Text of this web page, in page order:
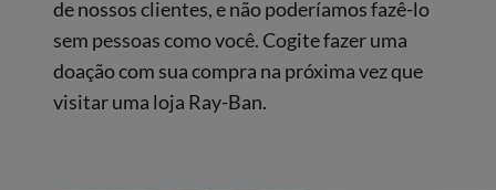
de nossos clientes, e não poderíamos fazê-lo
sem pessoas como você. Cogite fazer uma
doação com sua compra na próxima vez que
visitar uma loja Ray-Ban.